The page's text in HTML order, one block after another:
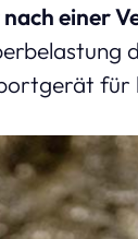
einer